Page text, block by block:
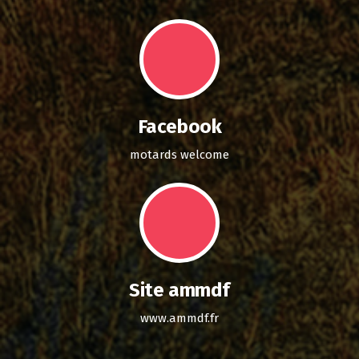
Facebook
motards welcome
Site ammdf
www.ammdf.fr